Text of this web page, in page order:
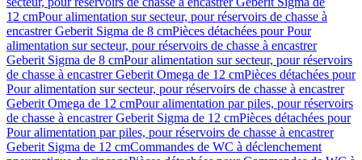
12 cmPour alimentation sur secteur, pour réservoirs de chasse à
encastrer Geberit Sigma de 8 cmPièces détachées pour Pour
alimentation sur secteur, pour réservoirs de chasse à encastrer
Geberit Sigma de 8 cmPour alimentation sur secteur, pour réservoirs
de chasse à encastrer Geberit Omega de 12 cmPièces détachées pour
Pour alimentation sur secteur, pour réservoirs de chasse à encastrer
Geberit Omega de 12 cmPour alimentation par piles, pour réservoirs
de chasse à encastrer Geberit Sigma de 12 cmPièces détachées pour
Pour alimentation par piles, pour réservoirs de chasse à encastrer
Geberit Sigma de 12 cmCommandes de WC à déclenchement